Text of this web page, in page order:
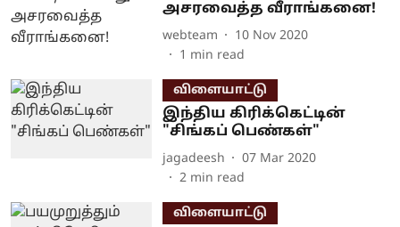
அசரவைத்த வீராங்கனை!
webteam
10 Nov 2020
1 min read
விளையாட்டு
இந்திய கிரிக்கெட்டின்
"சிங்கப் பெண்கள்"
jagadeesh
07 Mar 2020
2 min read
விளையாட்டு